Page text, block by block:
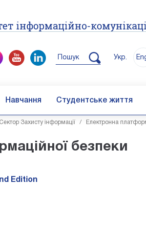
інформаційно-
Пошук Укр.
Навчання Студентське життя
Сектор Захисту інформації / Електронна
безпеки
Edition